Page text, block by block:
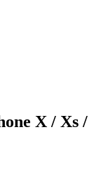
X / Xs /